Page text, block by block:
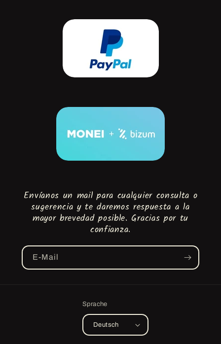
Envíanos un mail para cualquier consulta o
sugerencia y te daremos respuesta a la
mayor brevedad posible. Gracias por tu
confianza.
E-Mail
Sprache
Deutsch